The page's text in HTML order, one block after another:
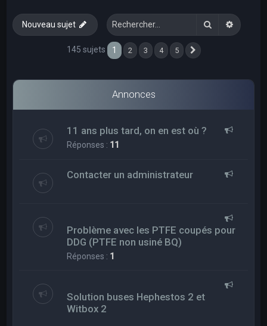
Nouveau sujet Rechercher
145 sujets 1 2 3 4 5
Annonces
11 ans plus tard, on en est où ?
Réponses : 11
Contacter un administrateur
Problème avec les PTFE coupés pour
DDG (PTFE non usiné BQ)
Réponses : 1
Solution buses Hephestos 2 et
Witbox 2